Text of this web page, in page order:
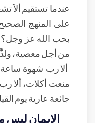
عندما تستقيم ألاَ
على المنهج
بحب الله عز
من أجل معصية،
ألا رب شهوة
منعت أكلات، ألا
جائعة عارية يوم
الإيمان